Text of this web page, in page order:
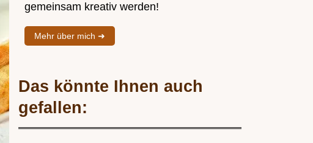
gemeinsam kreativ werden!
Mehr über mich ➜
Das könnte Ihnen auch
gefallen: